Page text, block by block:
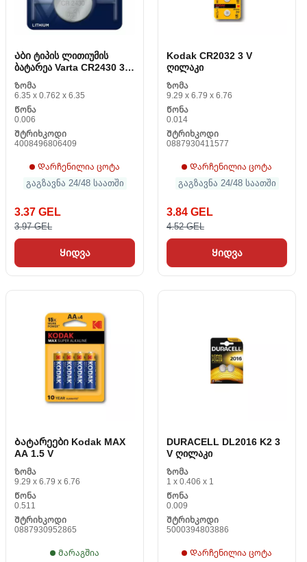
Აბი ტიპის ლითიუმის
ბატარეა Varta CR2430 3 V
290 mAh 1. 55 V
Ზომა
6.35 x 0.762 x 6.35
Წონა
0.006
Შტრიხკოდი
4008496806409
Დარჩენილია ცოტა
გაგზავნა 24/48 საათში
3.37 GEL
3.97 GEL
Ყიდვა
Kodak CR2032 3 V
ღილაკი
Ზომა
9.29 x 6.79 x 6.76
Წონა
0.014
Შტრიხკოდი
0887930411577
Დარჩენილია ცოტა
გაგზავნა 24/48 საათში
3.84 GEL
4.52 GEL
Ყიდვა
Ბატარეები Kodak MAX
AA 1.5 V
Ზომა
9.29 x 6.79 x 6.76
Წონა
0.511
Შტრიხკოდი
0887930952865
Მარაგშია
DURACELL DL2016 K2 3
V ღილაკი
Ზომა
1 x 0.406 x 1
Წონა
0.009
Შტრიხკოდი
5000394803886
Დარჩენილია ცოტა